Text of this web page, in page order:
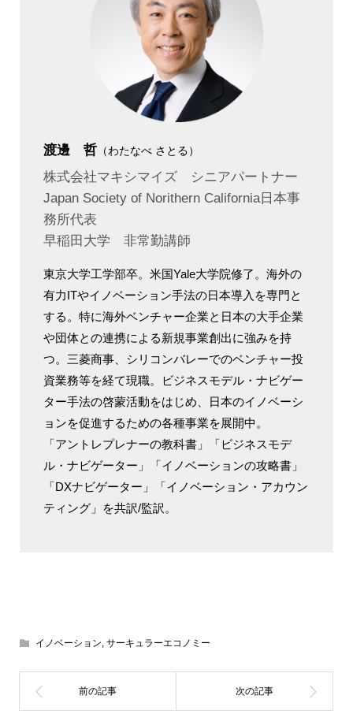
渡邊 哲（わたなべ さとる）
株式会社マキシマイズ シニアパートナー
Japan Society of Norithern California日本事
務所代表
早稲田大学 非常勤講師
東京大学工学部卒。米国Yale大学院修了。海外の
有力ITやイノベーション手法の日本導入を専門と
する。特に海外ベンチャー企業と日本の大手企業
や団体との連携による新規事業創出に強みを持
つ。三菱商事、シリコンバレーでのベンチャー投
資業務等を経て現職。ビジネスモデル・ナビゲー
ター手法の啓蒙活動をはじめ、日本のイノベーシ
ョンを促進するための各種事業を展開中。
「アントレプレナーの教科書」「ビジネスモデ
ル・ナビゲーター」「イノベーションの攻略書」
「DXナビゲーター」「イノベーション・アカウン
ティング」を共訳/監訳。
イノベーション, サーキュラーエコノミー